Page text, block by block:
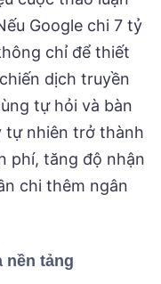
Google chi 7 tỷ
chỉ để thiết
dịch truyền
tự hỏi và bàn
tự nhiên trở thành
phí, tăng độ nhận
chi thêm ngân
nền tảng